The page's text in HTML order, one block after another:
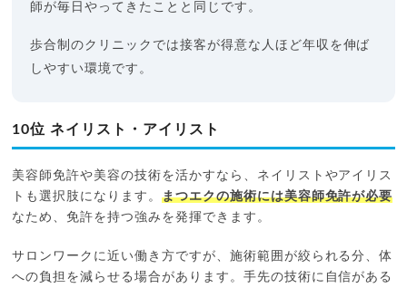
師が毎日やってきたことと同じです。
歩合制のクリニックでは接客が得意な人ほど年収を伸ば
しやすい環境です。
10位 ネイリスト・アイリスト
美容師免許や美容の技術を活かすなら、ネイリストやアイリス
トも選択肢になります。 まつエクの施術には美容師免許が必要
なため、免許を持つ強みを発揮できます。
サロンワークに近い働き方ですが、施術範囲が絞られる分、体
への負担を減らせる場合があります。手先の技術に自信がある